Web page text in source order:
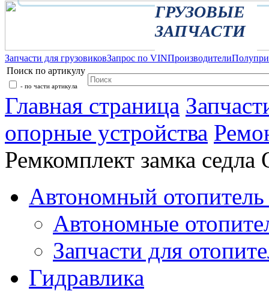
ГРУЗОВЫЕ
ЗАПЧАСТИ
Запчасти для грузовиковЗапрос по VINПроизводители
Поиск по артикулу
- по части артикула
Главная страница
опорные устройства
Ремкомплект замка
Автономный отопитель
Автономные
Запчасти для
Гидравлика